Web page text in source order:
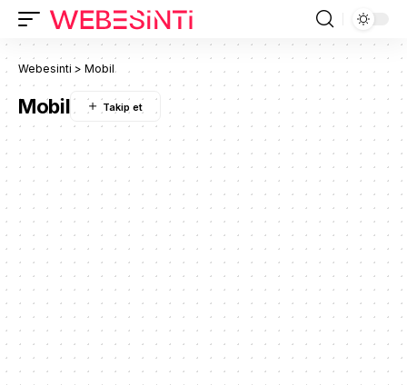
Webesinti > Mobil
Mobil